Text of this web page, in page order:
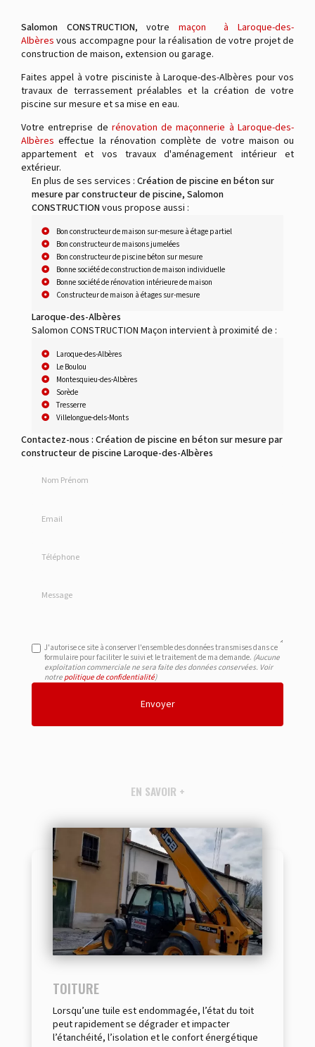
Salomon CONSTRUCTION, votremaçon à Laroque-des-
Albères vous accompagne pour la réalisation de votre projet de
construction de maison, extension ou garage.
Faites appel à votre pisciniste à Laroque-des-Albères pour vos
travaux de terrassement préalables et la création de votre
piscine sur mesure et sa mise en eau.
Votre entreprise de rénovation de maçonnerie à Laroque-des-
Albères effectue la rénovation complète de votre maison ou
appartement et vos travaux d'aménagement intérieur et
extérieur.
En plus de ses services : Création de piscine en béton sur
mesure par constructeur de piscine, Salomon
CONSTRUCTIONvous propose aussi :
Bon constructeur de maison sur-mesure à étage partiel
Bon constructeur de maisons jumelées
Bon constructeur de piscine béton sur mesure
Bonne société de construction de maison individuelle
Bonne société de rénovation intérieure de maison
Constructeur de maison à étages sur-mesure
Laroque-des-Albères
Salomon CONSTRUCTION Maçon intervient à proximité de :
Laroque-des-Albères
Le Boulou
Montesquieu-des-Albères
Sorède
Tresserre
Villelongue-dels-Monts
Contactez-nous : Création de piscine en béton sur mesure par
constructeur de piscine Laroque-des-Albères
J'autorise ce site à conserver l'ensemble des données transmises dans ce
formulaire pour faciliter le suivi et le traitement de ma demande. (Aucune
exploitation commerciale ne sera faite des données conservées. Voir
notre politique de confidentialité)
EN SAVOIR +
TOITURE
Lorsqu’une tuile est endommagée, l’état du toit
peut rapidement se dégrader et impacter
l’étanchéité, l’isolation et le confort énergétique